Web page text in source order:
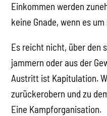
Einkommen werden
keine Gnade, wenn es
Es reicht nicht, über den
jammern oder aus der
Austritt ist Kapitulation.
zurückerobern und zu
Eine Kampforganisation.